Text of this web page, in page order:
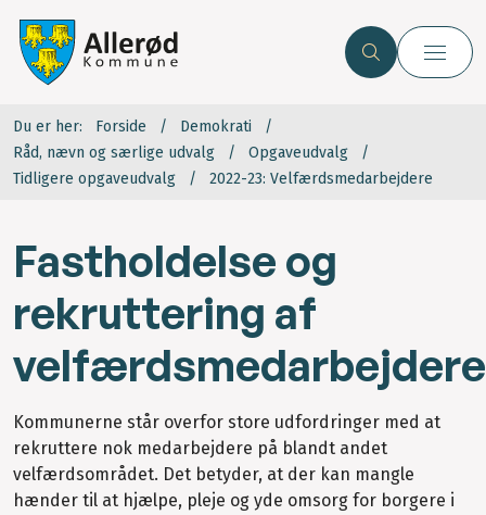
Du er her: Forside
Demokrati
Råd, nævn og særlige udvalg
Opgaveudvalg
Tidligere opgaveudvalg
2022-23: Velfærdsmedarbejdere
Fastholdelse og
rekruttering af
velfærdsmedarbejdere
Kommunerne står overfor store udfordringer med at
rekruttere nok medarbejdere på blandt andet
velfærdsområdet. Det betyder, at der kan mangle
hænder til at hjælpe, pleje og yde omsorg for borgere i